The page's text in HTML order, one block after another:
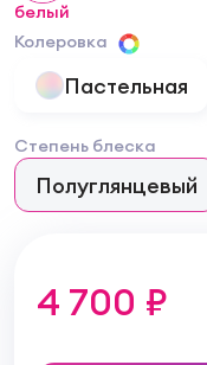
белый
Колеровка
Пастельная
Степень блеска
Полуглянцевый
4 700 ₽